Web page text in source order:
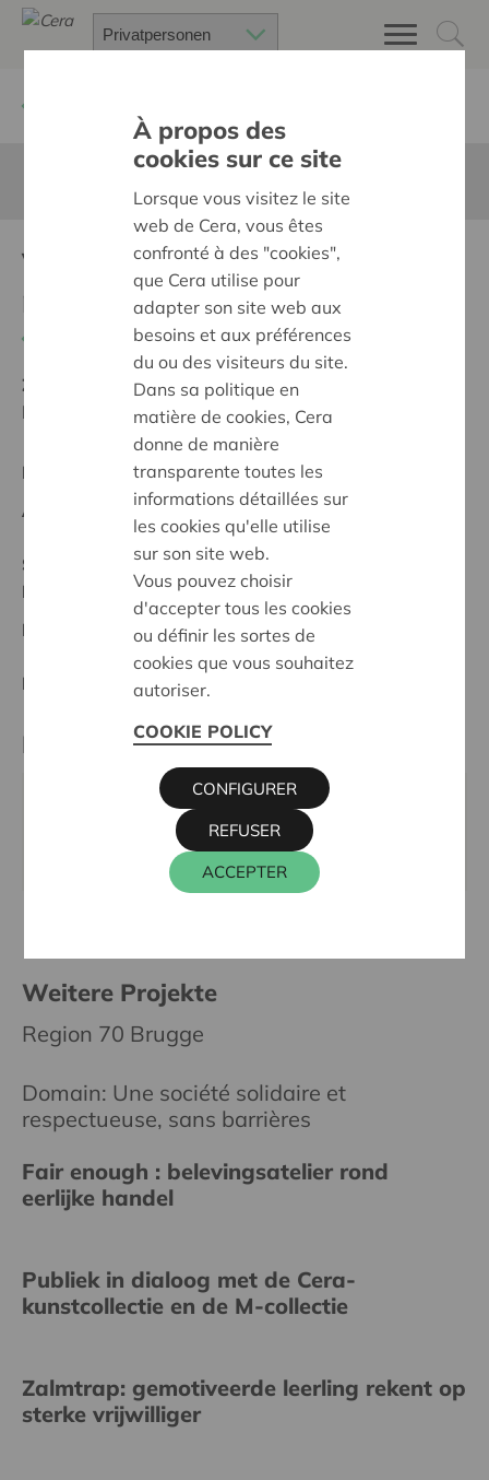
Videoconferentie Warm
nest
Ziel:
Une société solidaire et respectueuse, sans
barrières
Regionales Projekt
Anfangsdatum:16/10/2024
Stand :
Complete
Brugge
Datum:
16/10/2024
Entscheidung:Approved
Kontaktperson
WIM INGELS
016 27 96 46
wim.ingels@cera.coop
Weitere Projekte
Region 70 Brugge
Domain: Une société solidaire et
respectueuse, sans barrières
Fair enough : belevingsatelier rond
eerlijke handel
Publiek in dialoog met de Cera-
kunstcollectie en de M-collectie
Zalmtrap: gemotiveerde leerling rekent op
sterke vrijwilliger
À propos des
cookies sur ce site
Lorsque vous visitez le site
web de Cera, vous êtes
confronté à des "cookies",
que Cera utilise pour
adapter son site web aux
besoins et aux préférences
du ou des visiteurs du site.
Dans sa politique en
matière de cookies, Cera
donne de manière
transparente toutes les
informations détaillées sur
les cookies qu'elle utilise
sur son site web.
Vous pouvez choisir
d'accepter tous les cookies
ou définir les sortes de
cookies que vous souhaitez
autoriser.
COOKIE POLICY
ACCEPTER
REFUSER
CONFIGURER